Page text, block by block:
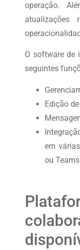
operação.
atualizações
O software de
seguintes
Edição
em
ou